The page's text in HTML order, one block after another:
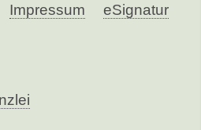
Impressum eSignatur